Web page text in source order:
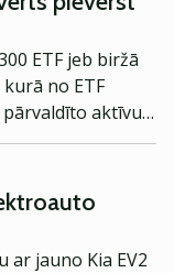
lielāki dažu
procesam
ETF jeb biržā
no ETF
aktīvu
būt apkopojums
ar jauno Kia EV2